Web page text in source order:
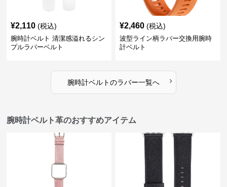
¥2,110 (税込)
腕時計ベルト 清潔感溢れるシン
プルラバーベルト
¥2,460 (税込)
波型ライン柄ラバー交換用腕時
計ベルト
腕時計ベルトのラバー一覧へ ›
腕時計ベルト革のおすすめアイテム